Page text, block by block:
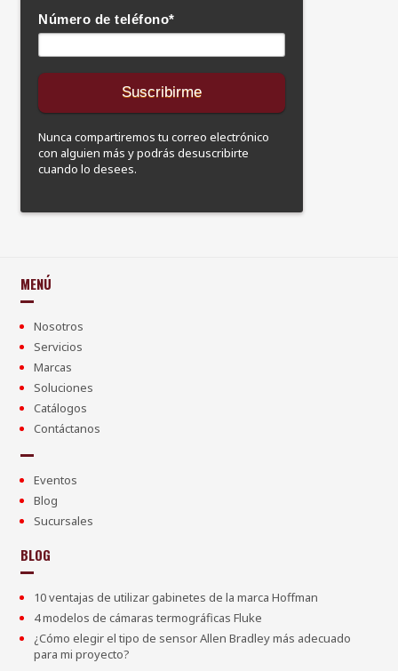
Número de teléfono*
Nunca compartiremos tu correo electrónico
con alguien más y podrás desuscribirte
cuando lo desees.
MENÚ
Nosotros
Servicios
Marcas
Soluciones
Catálogos
Contáctanos
Eventos
Blog
Sucursales
BLOG
10 ventajas de utilizar gabinetes de la marca Hoffman
4 modelos de cámaras termográficas Fluke
¿Cómo elegir el tipo de sensor Allen Bradley más adecuado
para mi proyecto?